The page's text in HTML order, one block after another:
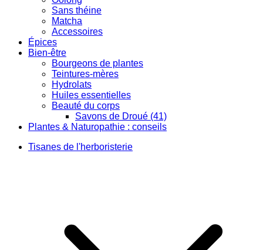
Sans théine
Matcha
Accessoires
Épices
Bien-être
Bourgeons de plantes
Teintures-mères
Hydrolats
Huiles essentielles
Beauté du corps
Savons de Droué (41)
Plantes & Naturopathie : conseils
Tisanes de l'herboristerie